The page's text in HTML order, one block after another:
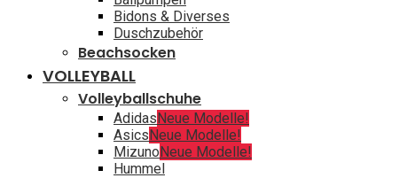
Bidons & Diverses
Duschzubehör
Beachsocken
VOLLEYBALL
Volleyballschuhe
AdidasNeue Modelle!
AsicsNeue Modelle!
MizunoNeue Modelle!
Hummel